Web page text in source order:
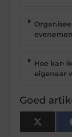
Hoe kan
eigenaar
Goed
X
(Twitter)